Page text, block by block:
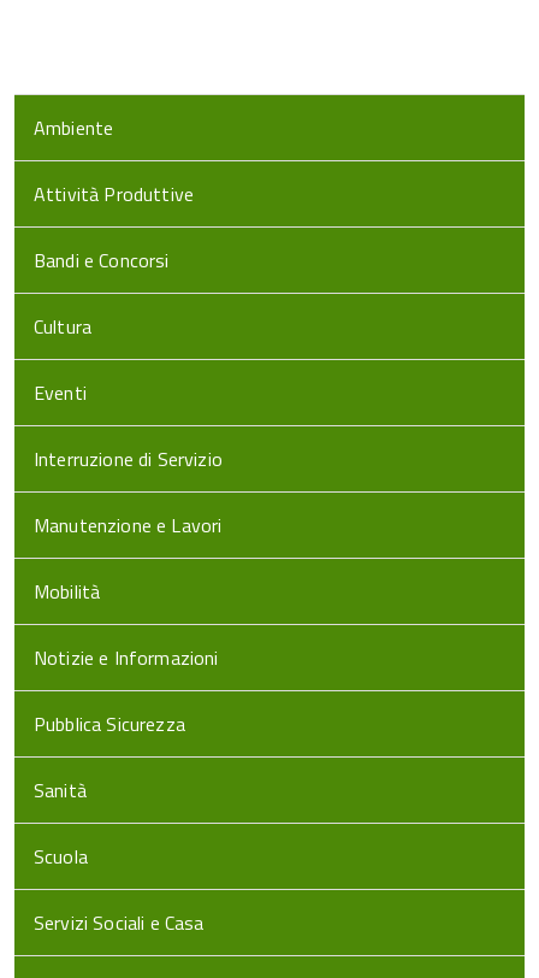
Ambiente
Attività Produttive
Bandi e Concorsi
Cultura
Eventi
Interruzione di Servizio
Manutenzione e Lavori
Mobilità
Notizie e Informazioni
Pubblica Sicurezza
Sanità
Scuola
Servizi Sociali e Casa